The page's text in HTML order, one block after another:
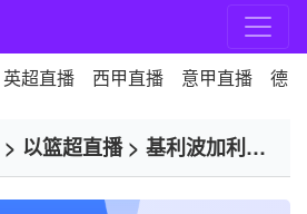
英超直播 西甲直播 意甲直播 德
> 以篮超直播> 基利波加利尔